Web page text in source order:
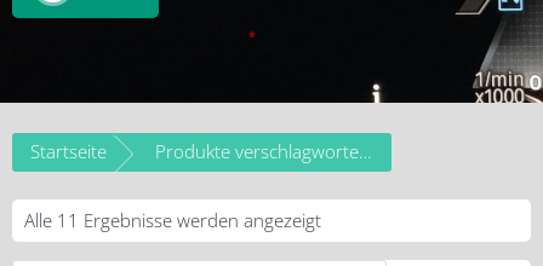
Startseite Produkte verschlagwortet mit „F85“
Alle 11 Ergebnisse werden angezeigtNach
Beliebtheit